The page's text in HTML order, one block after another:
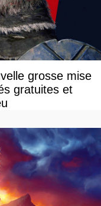
grosse mise
gratuites et